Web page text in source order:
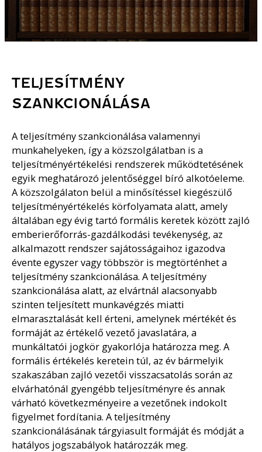
TELJESÍTMÉNY
SZANKCIONÁLÁSA
A teljesítmény szankcionálása valamennyi
munkahelyeken, így a közszolgálatban is a
teljesítményértékelési rendszerek működtetésének
egyik meghatározó jelentőséggel bíró alkotóeleme.
A közszolgálaton belül a minősítéssel kiegészülő
teljesítményértékelés körfolyamata alatt, amely
általában egy évig tartó formális keretek között zajló
emberierőforrás-gazdálkodási tevékenység, az
alkalmazott rendszer sajátosságaihoz igazodva
évente egyszer vagy többször is megtörténhet a
teljesítmény szankcionálása. A teljesítmény
szankcionálása alatt, az elvártnál alacsonyabb
szinten teljesített munkavégzés miatti
elmarasztalását kell érteni, amelynek mértékét és
formáját az értékelő vezető javaslatára, a
munkáltatói jogkör gyakorlója határozza meg. A
formális értékelés keretein túl, az év bármelyik
szakaszában zajló vezetői visszacsatolás során az
elvárhatónál gyengébb teljesítményre és annak
várható következményeire a vezetőnek indokolt
figyelmet fordítania. A teljesítmény
szankcionálásának tárgyiasult formáját és módját a
hatályos jogszabályok határozzák meg.